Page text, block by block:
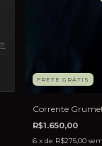
FRETE GRÁTIS
Corrente
R$1.650,00
6 x de R$275,00